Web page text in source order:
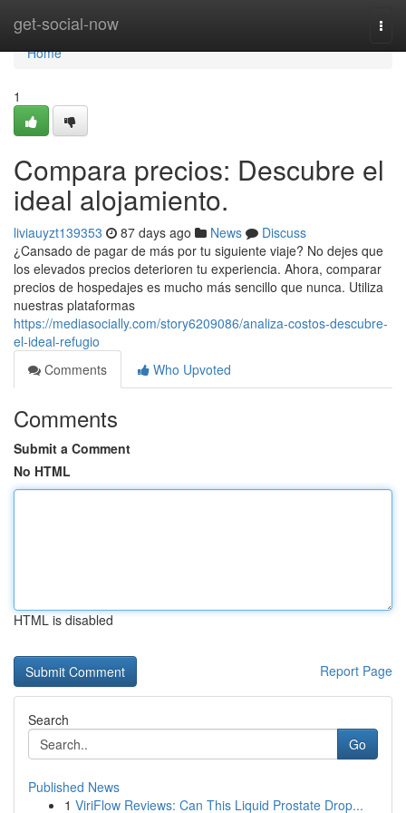
get-social-now
Home
Home
1
Compara precios: Descubre el
ideal alojamiento.
liviauyzt139353 87 days ago News
Discuss
¿Cansado de pagar de más por tu siguiente viaje? No dejes que
los elevados precios deterioren tu experiencia. Ahora, comparar
precios de hospedajes es mucho más sencillo que nunca. Utiliza
nuestras plataformas
https://mediasocially.com/story6209086/analiza-costos-descubre-
el-ideal-refugio
Comments
Who Upvoted
Comments
Submit a Comment
No HTML
HTML is disabled
Report Page
Search
Go
Published News
1 ViriFlow Reviews: Can This Liquid Prostate Drop...